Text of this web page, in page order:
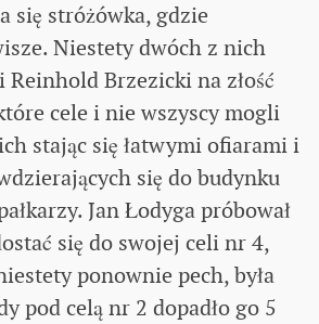
się stróżówka, gdzie
Niestety dwóch z nich
Reinhold Brzezicki na złość
cele i nie wszyscy mogli
stając się łatwymi ofiarami i
się do budynku
Jan Łodyga próbował
się do swojej celi nr 4,
ponownie pech, była
pod celą nr 2 dopadło go 5